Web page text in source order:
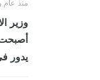
منذ عام
وزير
أصبحت
يدور